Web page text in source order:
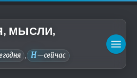
МЫСЛИ,
, Н—сейчас